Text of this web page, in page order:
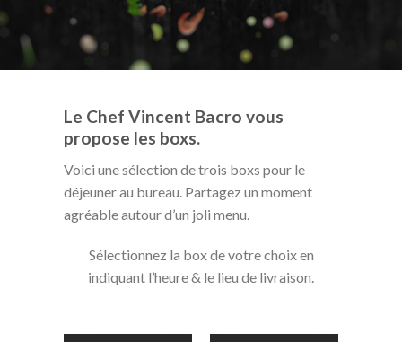
Le Chef Vincent Bacro vous
propose les boxs.
Voici une sélection de trois boxs pour le
déjeuner au bureau. Partagez un moment
agréable autour d’un joli menu.
Sélectionnez la box de votre choix en
indiquant l’heure & le lieu de livraison.